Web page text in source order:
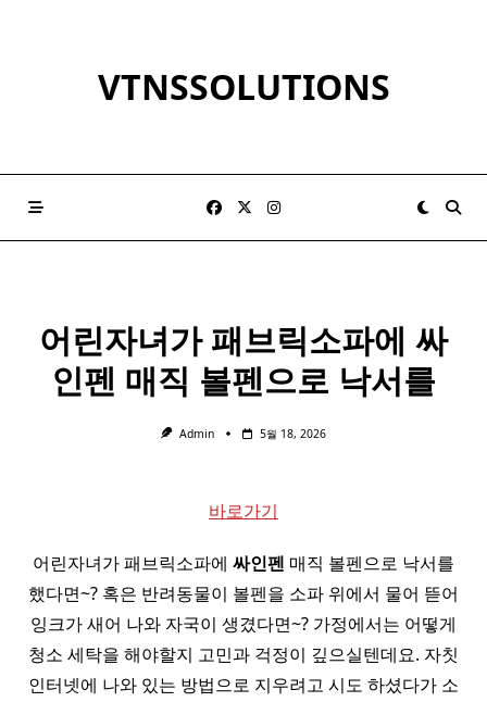
VTNSSOLUTIONS
어린자녀가 패브릭소파에 싸
인펜 매직 볼펜으로 낙서를
Admin 5월 18, 2026
바로가기
어린자녀가 패브릭소파에 싸인펜 매직 볼펜으로 낙서를
했다면~? 혹은 반려동물이 볼펜을 소파 위에서 물어 뜯어
잉크가 새어 나와 자국이 생겼다면~? 가정에서는 어떻게
청소 세탁을 해야할지 고민과 걱정이 깊으실텐데요. 자칫
인터넷에 나와 있는 방법으로 지우려고 시도 하셨다가 소